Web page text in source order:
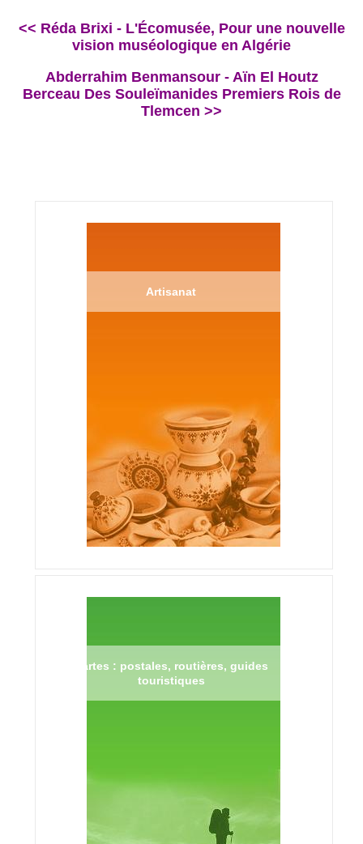
<< Réda Brixi - L'Écomusée, Pour une nouvelle
vision muséologique en Algérie
Abderrahim Benmansour - Aïn El Houtz
Berceau Des Souleïmanides Premiers Rois de
Tlemcen >>
Artisanat
Cartes : postales, routières, guides
touristiques